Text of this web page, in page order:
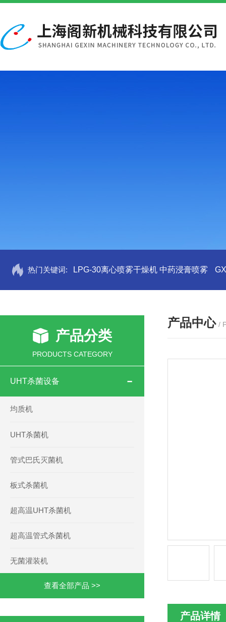
热门关键词: LPG-30离心喷雾干燥机 中药浸膏喷雾
产品分类
PRODUCTS CATEGORY
UHT杀菌设备
均质机
UHT杀菌机
管式巴氏灭菌机
板式杀菌机
超高温UHT杀菌机
超高温管式杀菌机
无菌灌装机
查看全部产品 >>
产品中心 /
产品详情